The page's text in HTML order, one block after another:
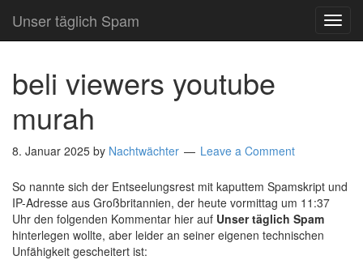
Unser täglich Spam
beli viewers youtube
murah
8. Januar 2025 by Nachtwächter Leave a Comment
So nannte sich der Entseelungsrest mit kaputtem Spamskript und
IP-Adresse aus Großbritannien, der heute vormittag um 11:37
Uhr den folgenden Kommentar hier auf Unser täglich Spam
hinterlegen wollte, aber leider an seiner eigenen technischen
Unfähigkeit gescheitert ist: